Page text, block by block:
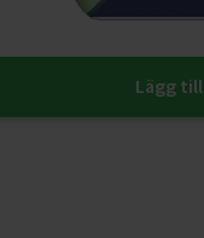
Lägg till